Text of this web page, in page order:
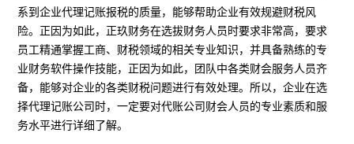
系到企业代理记账报税的质量，能够帮助企业有效规避财税风
险。正因为如此，正玖财务在选拔财务人员时要求非常高，要求
员工精通掌握工商、财税领域的相关专业知识，并具备熟练的专
业财务软件操作技能，正因为如此，团队中各类财会服务人员齐
备，能够对企业的各类财税问题进行有效处理。所以，企业在选
择代理记账公司时，一定要对代账公司财会人员的专业素质和服
务水平进行详细了解。